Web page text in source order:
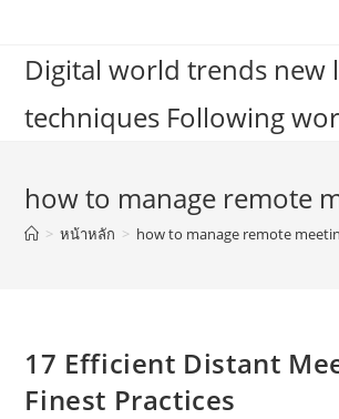
contentDigital world trends new
techniques Following
how to manage remote
> หน้าหลัก > how to manage remote
17 Efficient Distant
Finest Practices